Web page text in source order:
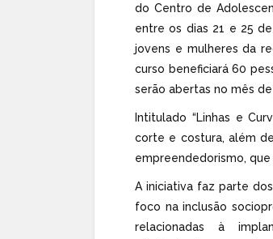
do Centro de
entre os dias 21 e 25
jovens e mulheres da
curso beneficiará 60
serão abertas no mês de
Intitulado “Linhas e
corte e costura, além
empreendedorismo,
A iniciativa faz parte
foco na inclusão
relacionadas à